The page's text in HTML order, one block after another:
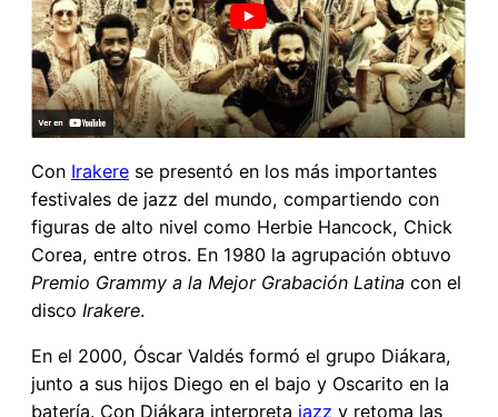
Con Irakere se presentó en los más importantes
festivales de jazz del mundo, compartiendo con
figuras de alto nivel como Herbie Hancock, Chick
Corea, entre otros. En 1980 la agrupación obtuvo
Premio Grammy a la Mejor Grabación Latina con el
disco Irakere.
En el 2000, Óscar Valdés formó el grupo Diákara,
junto a sus hijos Diego en el bajo y Oscarito en la
batería. Con Diákara interpreta jazz y retoma las